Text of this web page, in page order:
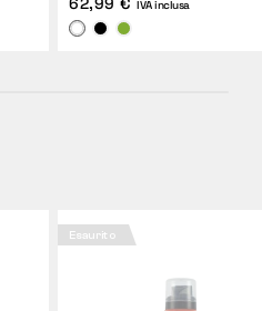
IVA inclusa
Esaurito